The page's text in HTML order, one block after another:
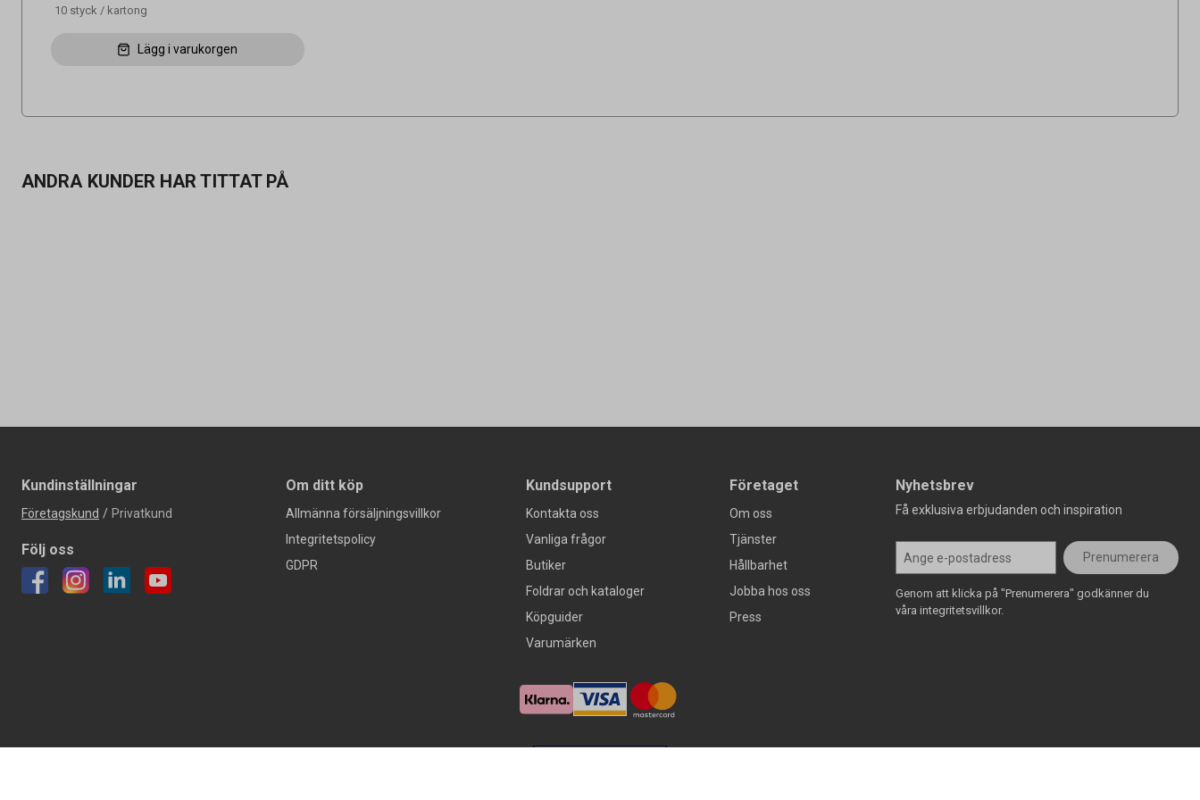
10 styck / kartong
Lägg i varukorgen
ANDRA KUNDER HAR TITTAT PÅ
Kundinställningar
Företagskund / Privatkund
Följ oss
Om ditt köp
Allmänna försäljningsvillkor
Integritetspolicy
GDPR
Kundsupport
Kontakta oss
Vanliga frågor
Butiker
Foldrar och kataloger
Köpguider
Varumärken
Företaget
Om oss
Tjänster
Hållbarhet
Jobba hos oss
Press
Nyhetsbrev
Få exklusiva erbjudanden och inspiration
Prenumerera
Genom att klicka på "Prenumerera" godkänner du
våra integritetsvillkor.